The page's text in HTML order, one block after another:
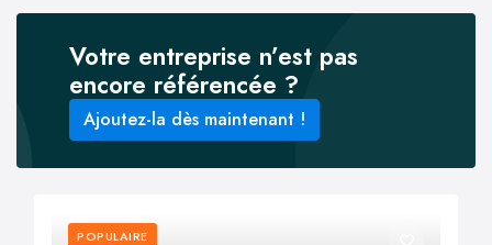
Votre entreprise n’est pas
encore référencée ?
Ajoutez-la dès maintenant !
POPULAIRE